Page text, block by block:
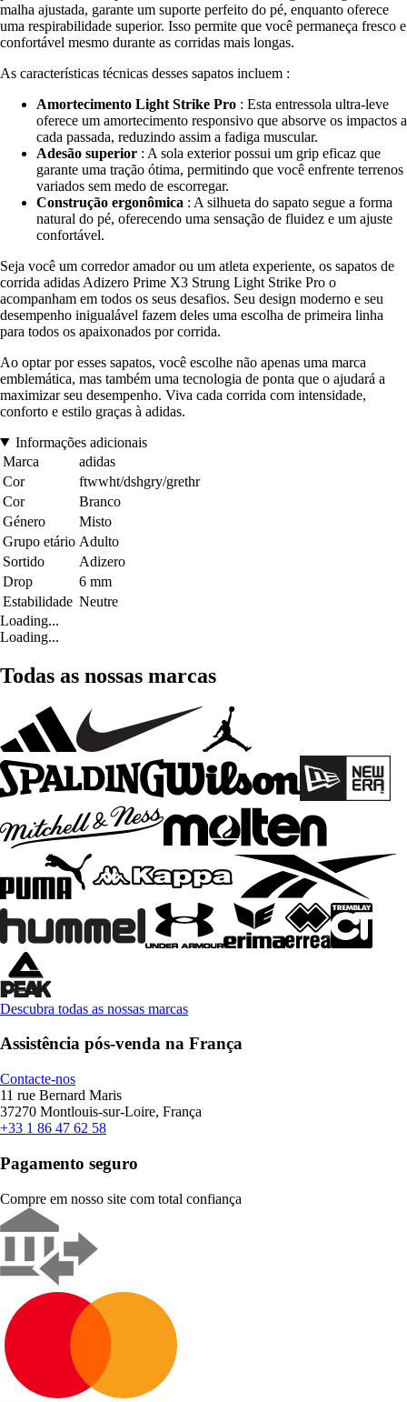
malha ajustada, garante um suporte perfeito do pé, enquanto oferece
uma respirabilidade superior. Isso permite que você permaneça fresco e
confortável mesmo durante as corridas mais longas.
As características técnicas desses sapatos incluem :
Amortecimento Light Strike Pro : Esta entressola ultra-leve
oferece um amortecimento responsivo que absorve os impactos a
cada passada, reduzindo assim a fadiga muscular.
Adesão superior : A sola exterior possui um grip eficaz que
garante uma tração ótima, permitindo que você enfrente terrenos
variados sem medo de escorregar.
Construção ergonômica : A silhueta do sapato segue a forma
natural do pé, oferecendo uma sensação de fluidez e um ajuste
confortável.
Seja você um corredor amador ou um atleta experiente, os sapatos de
corrida adidas Adizero Prime X3 Strung Light Strike Pro o
acompanham em todos os seus desafios. Seu design moderno e seu
desempenho inigualável fazem deles uma escolha de primeira linha
para todos os apaixonados por corrida.
Ao optar por esses sapatos, você escolhe não apenas uma marca
emblemática, mas também uma tecnologia de ponta que o ajudará a
maximizar seu desempenho. Viva cada corrida com intensidade,
conforto e estilo graças à adidas.
Informações adicionais
Marca
adidas
Cor
ftwwht/dshgry/grethr
Cor
Branco
Género
Misto
Grupo etário Adulto
Sortido
Adizero
Drop
6 mm
Estabilidade Neutre
Loading...
Loading...
Todas as nossas marcas
Descubra todas as nossas marcas
Assistência pós-venda na França
Contacte-nos
11 rue Bernard Maris
37270 Montlouis-sur-Loire, França
+33 1 86 47 62 58
Pagamento seguro
Compre em nosso site com total confiança